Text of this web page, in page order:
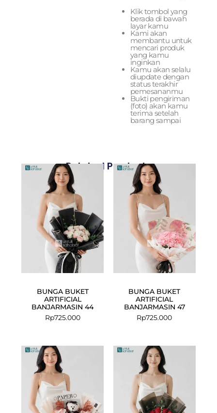
Klik tombol yang
berada di bawah
layar kamu
Kami akan
membantu untuk
mencari produk
yang kamu
inginkan
Kamu akan selalu
diupdate dengan
status terakhir
pemesananmu
Bukti pengiriman
(foto) akan kamu
terima setelah
barang sampai
Related Products
BUNGA BUKET
ARTIFICIAL
BANJARMASIN 44
Rp725.000
BUNGA BUKET
ARTIFICIAL
BANJARMASIN 47
Rp725.000